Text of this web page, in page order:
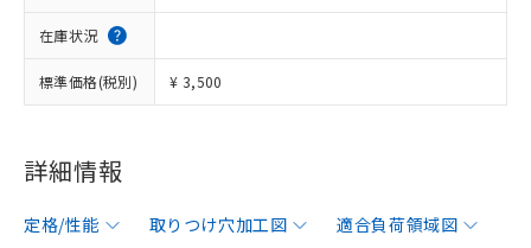
在庫状況
標準価格(税別) ¥ 3,500
詳細情報
定格/性能 取りつけ穴加工図
適合負荷領域図